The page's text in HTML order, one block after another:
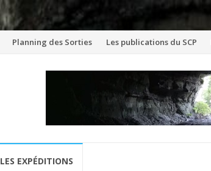
Aller
Planning des Sorties Les publications du SCP
LES EXPÉDITIONS